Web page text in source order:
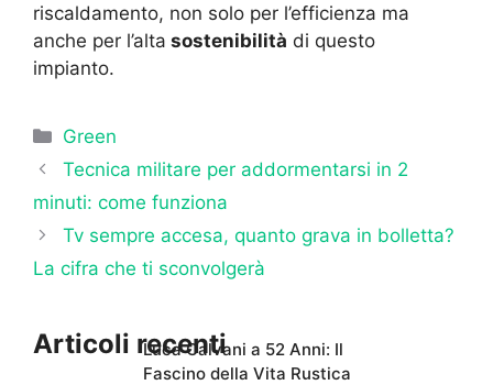
riscaldamento, non solo per l’efficienza ma
anche per l’alta sostenibilità di questo
impianto.
Categorie
Green
Tecnica militare per addormentarsi in 2
minuti: come funziona
Tv sempre accesa, quanto grava in bolletta?
La cifra che ti sconvolgerà
Articoli recentiLuca Calvani a 52 Anni: Il
Fascino della Vita Rustica